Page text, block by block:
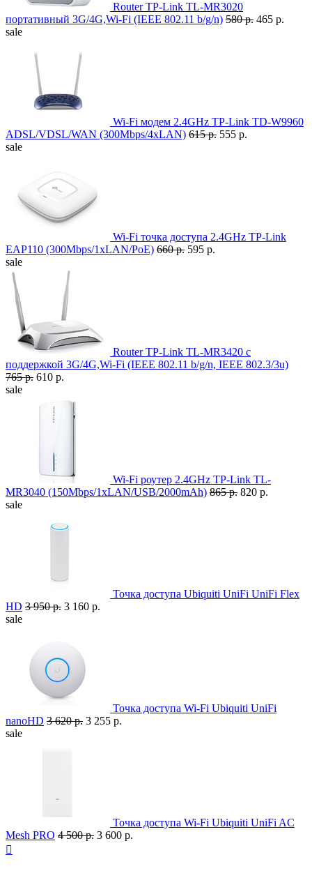
Router TP-Link TL-MR3020
портативный 3G/4G,Wi-Fi (IEEE 802.11 b/g/n) 580 р. 465 р.
sale
Wi-Fi модем 2.4GHz TP-Link TD-W9960
ADSL/VDSL/WAN (300Mbps/4xLAN) 615 р. 555 р.
sale
Wi-Fi точка доступа 2.4GHz TP-Link
EAP110 (300Mbps/1xLAN/PoE) 660 р. 595 р.
sale
Router TP-Link TL-MR3420 с
поддержкой 3G/4G,Wi-Fi (IEEE 802.11 b/g/n, IEEE 802.3/3u)
765 р. 610 р.
sale
Wi-Fi роутер 2.4GHz TP-Link TL-
MR3040 (150Mbps/1xLAN/USB/2000mAh) 865 р. 820 р.
sale
Точка доступа Ubiquiti UniFi UniFi Flex
HD 3 950 р. 3 160 р.
sale
Точка доступа Wi-Fi Ubiquiti UniFi
nanoHD 3 620 р. 3 255 р.
sale
Точка доступа Wi-Fi Ubiquiti UniFi AC
Mesh PRO 4 500 р. 3 600 р.
